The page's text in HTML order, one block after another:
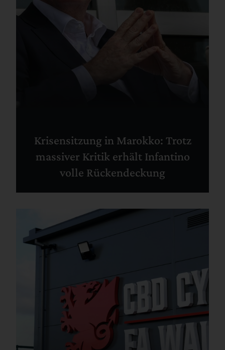
Krisensitzung in Marokko: Trotz
massiver Kritik erhält Infantino
volle Rückendeckung